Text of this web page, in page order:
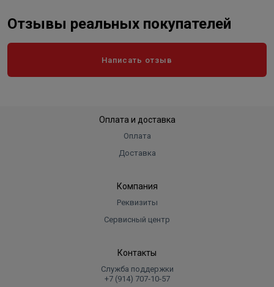
Отзывы реальных покупателей
Написать отзыв
Оплата и доставка
Оплата
Доставка
Компания
Реквизиты
Сервисный центр
Контакты
Служба поддержки
+7 (914) 707‑10‑57